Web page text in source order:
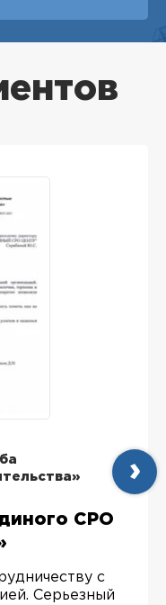
СРО
с
Серьезный